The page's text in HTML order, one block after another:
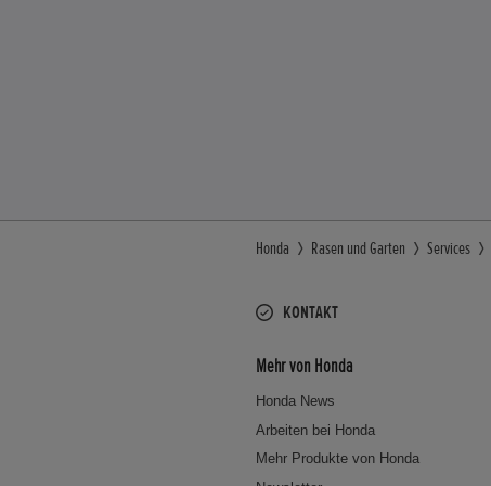
Honda Rasen und Garten Services
KONTAKT
Mehr von Honda
Honda News
Arbeiten bei Honda
Mehr Produkte von Honda